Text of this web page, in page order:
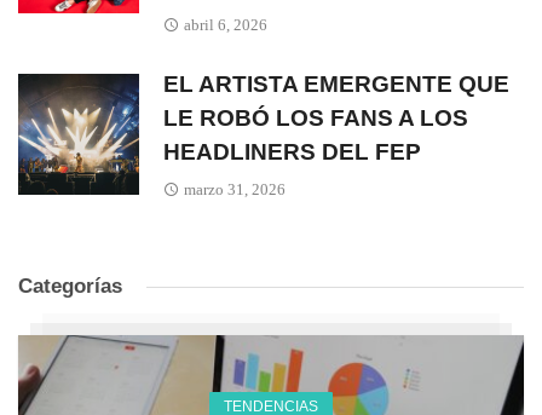
abril 6, 2026
EL ARTISTA EMERGENTE QUE
LE ROBÓ LOS FANS A LOS
HEADLINERS DEL FEP
marzo 31, 2026
Categorías
TENDENCIAS